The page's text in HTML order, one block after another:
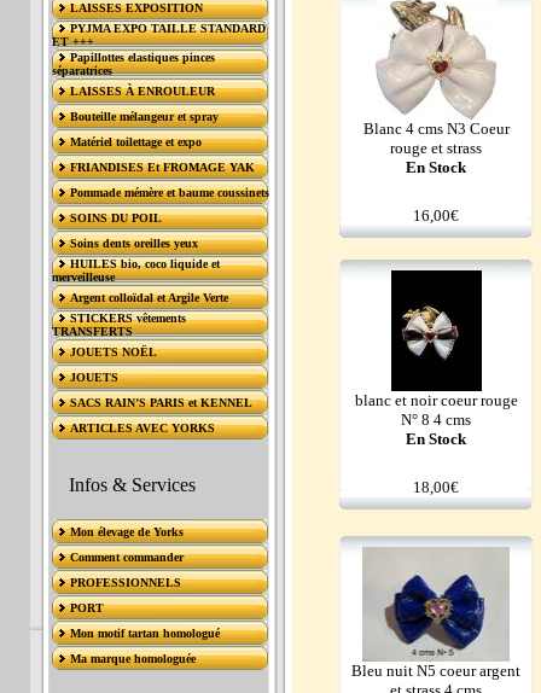
LAISSES EXPOSITION
PYJMA EXPO TAILLE STANDARD
ET +++
Papillottes elastiques pinces
séparatrices
LAISSES À ENROULEUR
Bouteille mélangeur et spray
Matériel toilettage et expo
FRIANDISES Et FROMAGE YAK
Pommade mémère et baume coussinets
SOINS DU POIL
Soins dents oreilles yeux
HUILES bio, coco liquide et
merveilleuse
Argent colloïdal et Argile Verte
STICKERS vêtements
TRANSFERTS
JOUETS NOËL
JOUETS
SACS RAIN’S PARIS et KENNEL
ARTICLES AVEC YORKS
Infos & Services
Mon élevage de Yorks
Comment commander
PROFESSIONNELS
PORT
Mon motif tartan homologué
Ma marque homologuée
Blanc 4 cms N3 Coeur
rouge et strass
En Stock
16,00€
blanc et noir coeur rouge
N° 8 4 cms
En Stock
18,00€
Bleu nuit N5 coeur argent